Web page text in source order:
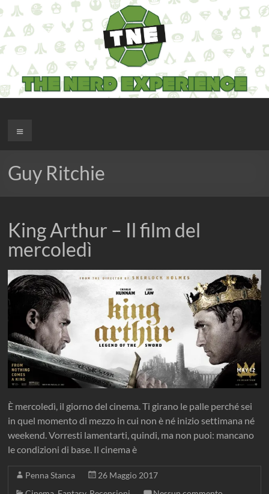
Salta
al
contenuto
The Nerd Experience
Menu
Guy Ritchie
King Arthur – Il film del
mercoledì
È mercoledì, il giorno del cinema. Ti girano le palle perché sei
in quel momento di mezzo in cui non è né inizio settimana né
weekend. Vorresti lamentarti, quindi, ma non puoi: mancano
le condizioni di base. Il cinema è
Penna Stanca
26 Maggio 2017